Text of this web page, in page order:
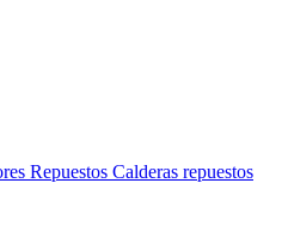
Repuestos Calderas repuestos